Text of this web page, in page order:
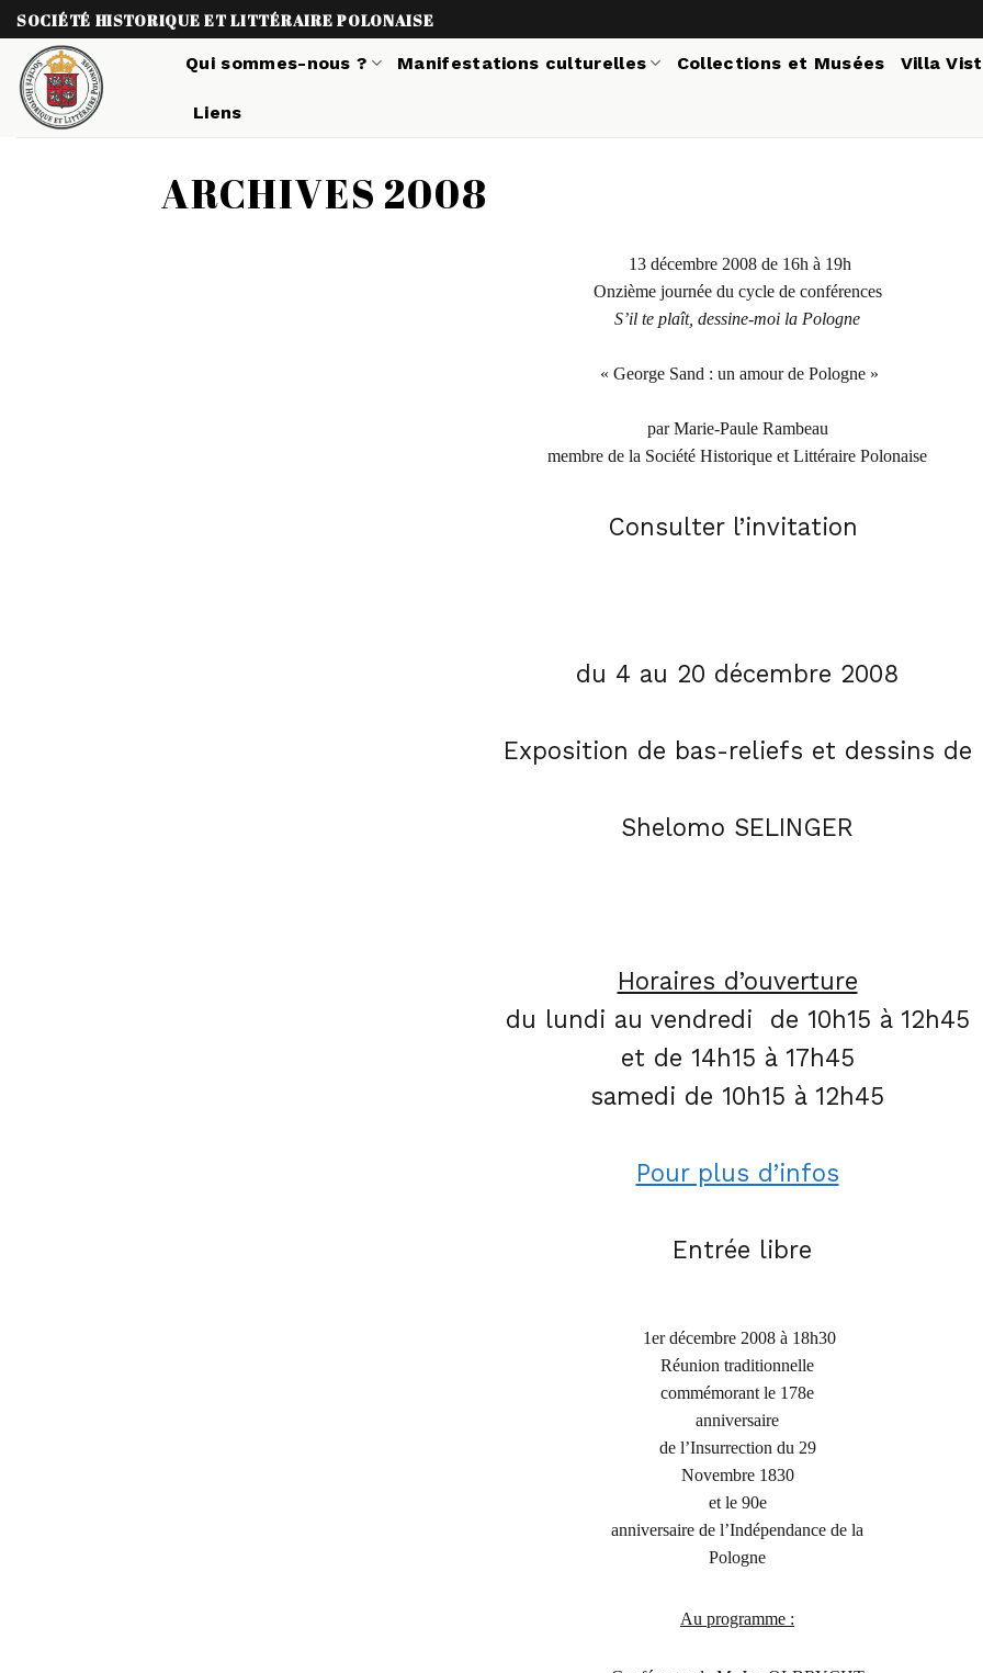
Skip
content
SOCIÉTÉ HISTORIQUE ET LITTÉRAIRE POLONAISE
Qui sommes-nous ? Manifestations culturelles Collections et Musées Villa
Liens
ARCHIVES 2008
13 décembre 2008 de 16h à 19h
Onzième journée du cycle de conférences
S’il te plaît, dessine-moi la Pologne
« George Sand : un amour de Pologne »
par Marie-Paule Rambeau
membre de la Société Historique et Littéraire Polonaise
Consulter l’invitation
du 4 au 20 décembre 2008
Exposition de bas-reliefs et dessins de
Shelomo SELINGER
Horaires d’ouverture
du lundi au vendredi de 10h15 à 12h45
et de 14h15 à 17h45
samedi de 10h15 à 12h45
Pour plus d’infos
Entrée libre
1er décembre 2008 à 18h30
Réunion traditionnelle
commémorant le 178e
anniversaire
de l’Insurrection du 29
Novembre 1830
et le 90e
anniversaire de l’Indépendance de la
Pologne
Au programme :